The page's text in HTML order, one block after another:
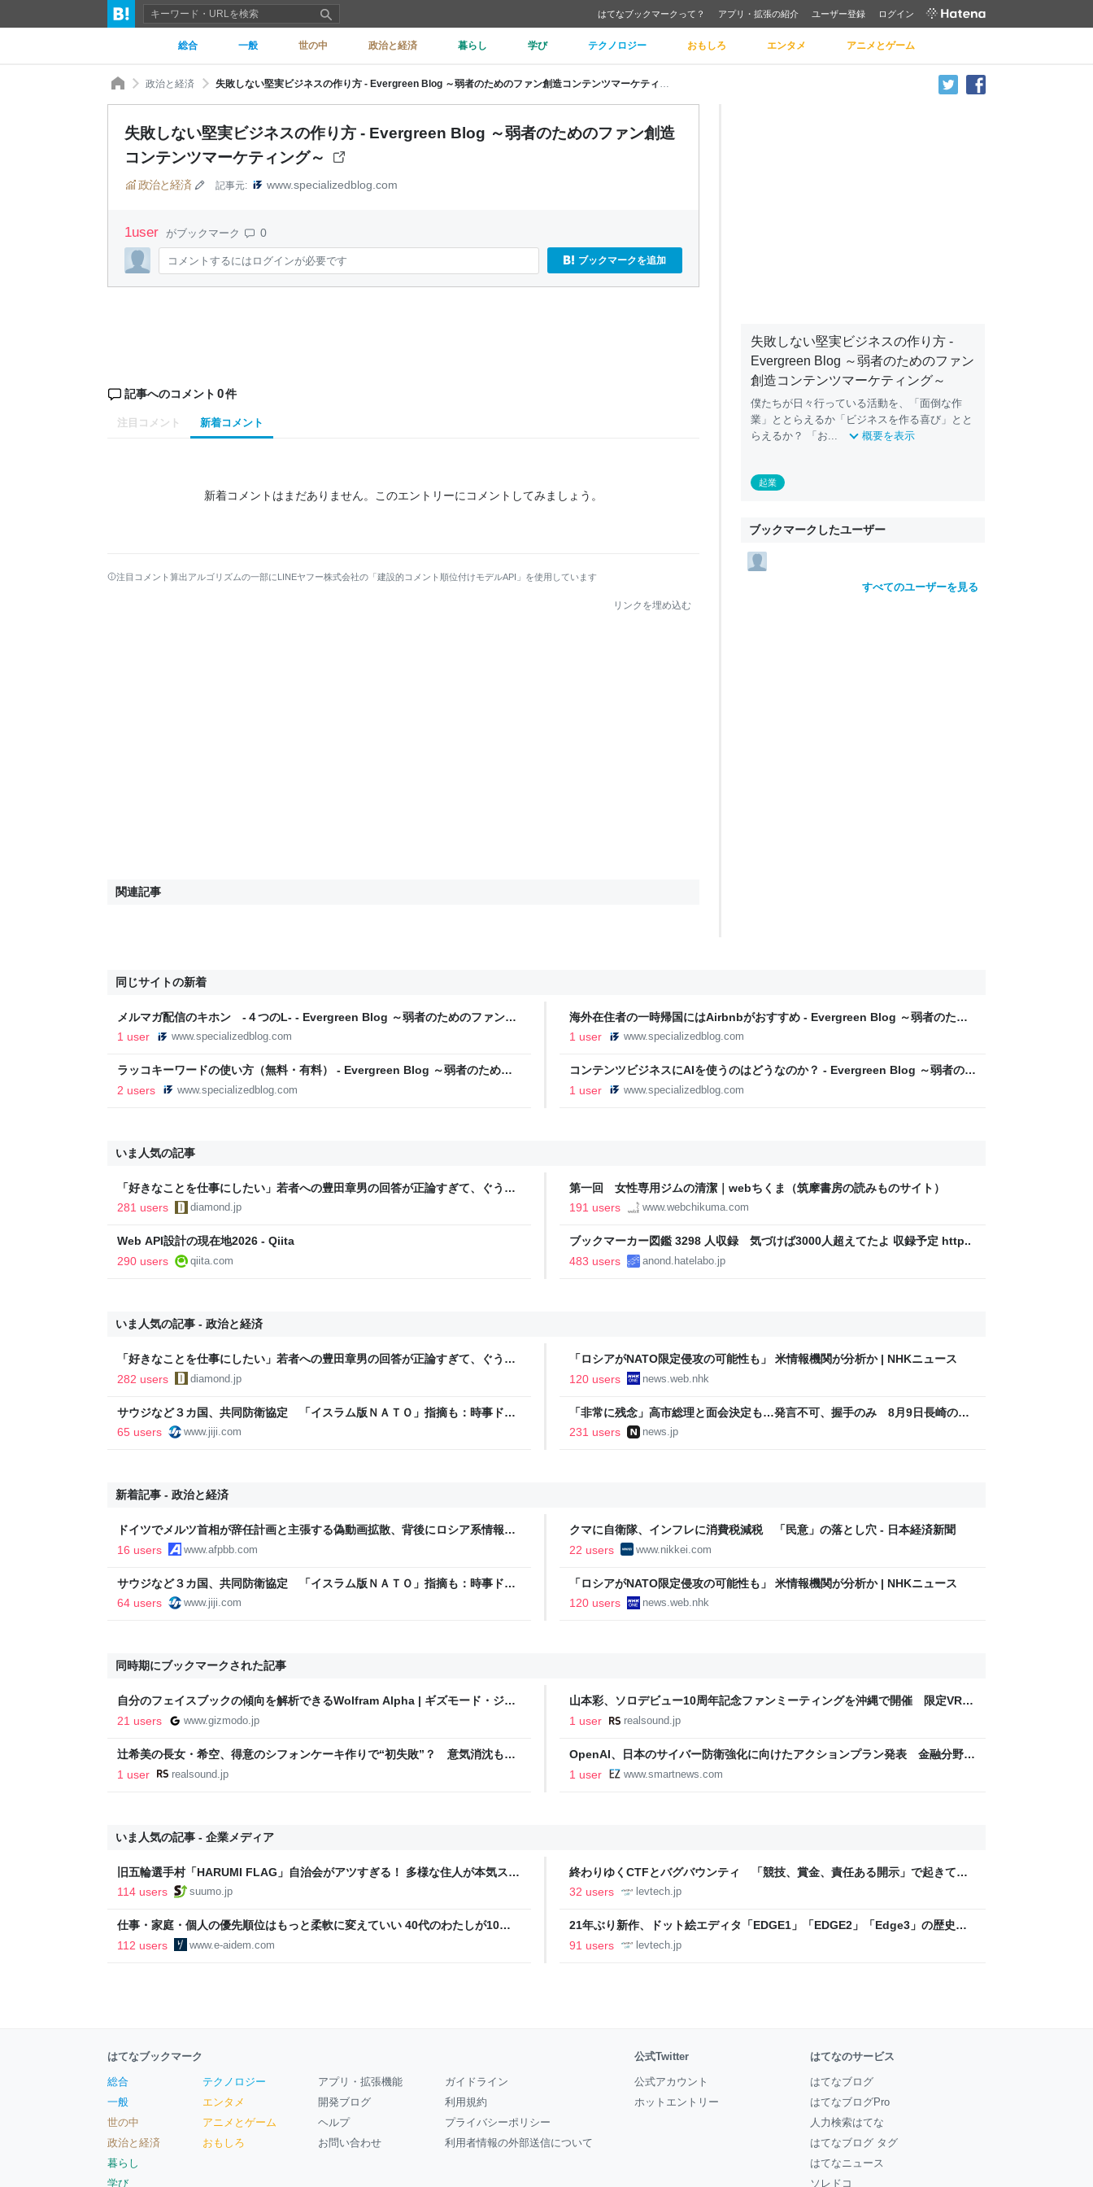
はてなブックマークって？ アプリ・拡張の紹介 ユーザー登録 ログイン
総合 一般 世の中 政治と経済 暮らし 学び テクノロジー おもしろ エンタメ アニメとゲーム
政治と経済
失敗しない堅実ビジネスの作り方 - Evergreen Blog ～弱者のためのファン創造
コンテンツマーケティング～
政治と経済 記事元: www.specializedblog.com
1user がブックマーク 0
コメントするにはログインが必要です ブックマークを追加
記事へのコメント 0件
注目コメント 新着コメント
新着コメントはまだありません。 このエントリーにコメントしてみましょう。
注目コメント算出アルゴリズムの一部にLINEヤフー株式会社の「建設的コメント順位付けモデルAPI」を使用しています
リンクを埋め込む
関連記事
失敗しない堅実ビジネスの作り方 -
Evergreen Blog ～弱者のためのファン
創造コンテンツマーケティング～
僕たちが日々行っている活動を、「面倒な作
業」ととらえるか「ビジネスを作る喜び」とと
らえるか？ 「お...
概要を表示
起業
ブックマークしたユーザー
すべてのユーザーを見る
同じサイトの新着
メルマガ配信のキホン -４つのL- - Evergreen Blog ～弱者のためのファン創
造コンテンツマーケティング～
1 user www.specializedblog.com
海外在住者の一時帰国にはAirbnbがおすすめ - Evergreen Blog ～弱者のため
のファン創造コンテンツマーケティング～
1 user www.specializedblog.com
ラッコキーワードの使い方（無料・有料） - Evergreen Blog ～弱者のための
ファン創造コンテンツマーケティング～
2 users www.specializedblog.com
コンテンツビジネスにAIを使うのはどうなのか？ - Evergreen Blog ～弱者のた
めのファン創造コンテンツマーケティング～
1 user www.specializedblog.com
いま人気の記事
「好きなことを仕事にしたい」若者への豊田章男の回答が正論すぎて、ぐうの
音も出なかった
281 users diamond.jp
第一回 女性専用ジムの清潔｜webちくま（筑摩書房の読みものサイト）
191 users
www.webchikuma.com
Web API設計の現在地2026 - Qiita
290 users
qiita.com
ブックマーカー図鑑 3298 人収録 気づけば3000人超えてたよ 収録予定 http..
483 users
anond.hatelabo.jp
いま人気の記事 - 政治と経済
「好きなことを仕事にしたい」若者への豊田章男の回答が正論すぎて、ぐうの
音も出なかった
282 users diamond.jp
「ロシアがNATO限定侵攻の可能性も」 米情報機関が分析か | NHKニュース
120 users
news.web.nhk
サウジなど３カ国、共同防衛協定 「イスラム版ＮＡＴＯ」指摘も：時事ドッ
トコム
65 users www.jiji.com
「非常に残念」高市総理と面会決定も…発言不可、握手のみ 8月9日長崎の被
爆体験者「何のために」 | NEWSjp
231 users news.jp
新着記事 - 政治と経済
ドイツでメルツ首相が辞任計画と主張する偽動画拡散、背後にロシア系情報工
作組織
16 users www.afpbb.com
クマに自衛隊、インフレに消費税減税 「民意」の落とし穴 - 日本経済新聞
22 users
www.nikkei.com
サウジなど３カ国、共同防衛協定 「イスラム版ＮＡＴＯ」指摘も：時事ドッ
トコム
64 users www.jiji.com
「ロシアがNATO限定侵攻の可能性も」 米情報機関が分析か | NHKニュース
120 users
news.web.nhk
同時期にブックマークされた記事
自分のフェイスブックの傾向を解析できるWolfram Alpha | ギズモード・ジャ
パン
21 users www.gizmodo.jp
山本彩、ソロデビュー10周年記念ファンミーティングを沖縄で開催 限定VRコ
ンテンツも
1 user realsound.jp
辻希美の長女・希空、得意のシフォンケーキ作りで“初失敗”？ 意気消沈もフ
ァン「普通に美味しそう」
1 user realsound.jp
OpenAI、日本のサイバー防衛強化に向けたアクションプラン発表 金融分野を
起点に産業界へ拡大目指す (EnterpriseZine)
1 user www.smartnews.com
いま人気の記事 - 企業メディア
旧五輪選手村「HARUMI FLAG」自治会がアツすぎる！ 多様な住人が本気スキ
ルで挑む、盆踊り2万人集客や交通改善など“街の価値向上”戦略 東京・中央
114 users suumo.jp
終わりゆくCTFとバグバウンティ 「競技、賞金、責任ある開示」で起きてい
ること【フォーカス】 - レバテックLAB
32 users levtech.jp
仕事・家庭・個人の優先順位はもっと柔軟に変えていい 40代のわたしが10年
後の自分に伝えたいこと - りっすん by イーアイデム
112 users www.e-aidem.com
21年ぶり新作、ドット絵エディタ「EDGE1」「EDGE2」「Edge3」の歴史に
ついて作者に聞く【フォーカス】 - レバテックLAB
91 users levtech.jp
はてなブックマーク
総合
一般
世の中
政治と経済
暮らし
学び
テクノロジー
エンタメ
アニメとゲーム
おもしろ
アプリ・拡張機能
開発ブログ
ヘルプ
お問い合わせ
ガイドライン
利用規約
プライバシーポリシー
利用者情報の外部送信について
公式Twitter
公式アカウント
ホットエントリー
はてなのサービス
はてなブログ
はてなブログPro
人力検索はてな
はてなブログ タグ
はてなニュース
ソレドコ